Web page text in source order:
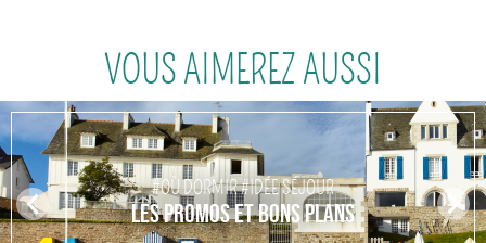
VOUS AIMEREZ AUSSI
Pr
ev
#OÙ DORMIR #IDÉE SÉJOUR
LES PROMOS ET BONS PLANS
N
ex